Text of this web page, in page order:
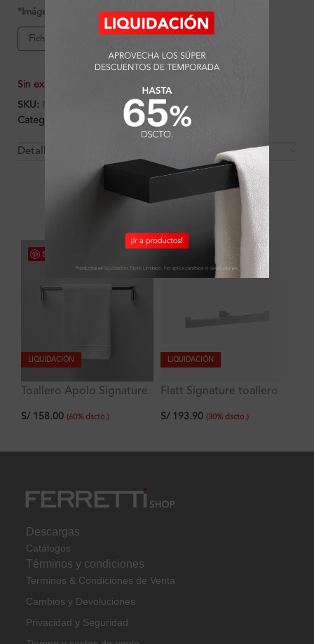
*Imágenes referenciales
Ficha de producto
Sin existencias
SKU: FA2348
Categorías:
Ambientes, Baño
Detalles y Material
OTROS PRODUCTOS QUE PUEDEN
INTERESARTE
Save
LIQUIDACIÓN
Toallero Apolo Signature
S/ 158.00 (60% dscto.)
LIQUIDACIÓN
Flatt Signature toallero
S/193.90 (30% dscto.)
Descargas
Catálogos
Términos y condiciones
Terminos & Condiciones de Venta
Cambios y Devoluciones
Privacidad y Seguridad